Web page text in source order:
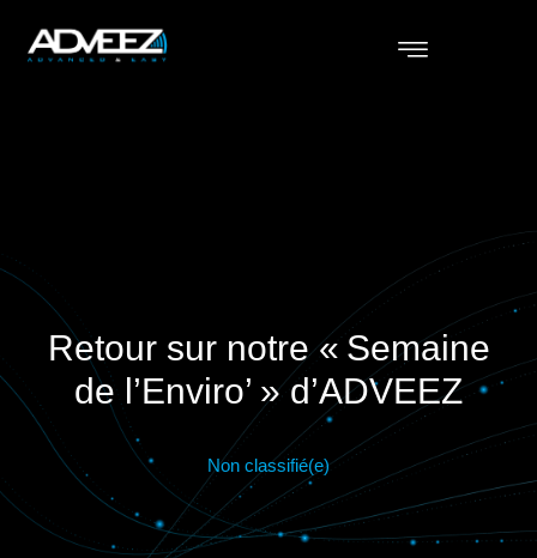
Retour sur notre « Semaine
de l’Enviro’ » d’ADVEEZ
Non classifié(e)